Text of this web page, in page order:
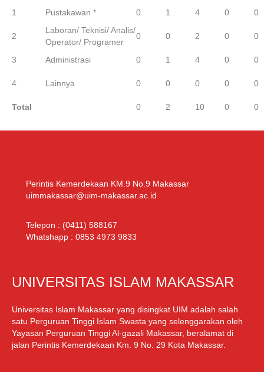
1
Pustakawan * 0 1 4 0 0
2
Laboran/ Teknisi/ Analis/
Operator/ Programer
0 0 2 0 0
3 Administrasi 0 1 4 0 0
4 Lainnya 0 0 0 0 0
Total 0 2 10 0 0
Perintis Kemerdekaan KM.9 No.9 Makassar
uimmakassar@uim-makassar.ac.id
Telepon : (0411) 588167
Whatshapp : 0853 4973 9833
UNIVERSITAS ISLAM MAKASSAR
Universitas Islam Makassar yang disingkat UIM adalah salah
satu Perguruan Tinggi Islam Swasta yang selenggarakan oleh
Yayasan Perguruan Tinggi Al-gazali Makassar, beralamat di
jalan Perintis Kemerdekaan Km. 9 No. 29 Kota Makassar.